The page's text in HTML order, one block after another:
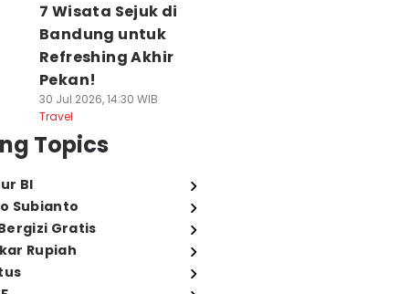
7 Wisata Sejuk di
Bandung untuk
Refreshing Akhir
Pekan!
30 Jul 2026, 14:30 WIB
Travel
Topics
BI
Subianto
Gratis
Rupiah